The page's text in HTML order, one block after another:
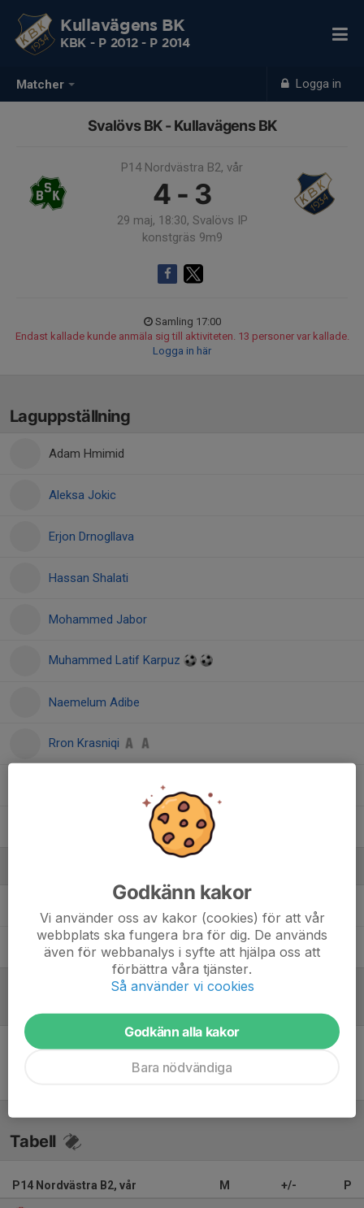
Matcher Logga in
Kullavägens BK
KBK - P 2012 - P 2014
Svalövs BK - Kullavägens BK
P14 Nordvästra B2, vår
4 - 3
29 maj, 18:30, Svalövs IP
konstgräs 9m9
Samling 17:00
Endast kallade kunde anmäla sig till aktiviteten. 13 personer var kallade.
Logga in här
Laguppställning
Adam Hmimid
Aleksa Jokic
Erjon Drnogllava
Hassan Shalati
Mohammed Jabor
Muhammed Latif Karpuz
Naemelum Adibe
Rron Krasniqi
Yücel KarpuzTränare
Inför match/Referat
Inget referat skrivet
Tabell
P14 Nordvästra B2, vår M +/- P
Godkänn kakor
Vi använder oss av kakor (cookies) för att vår
webbplats ska fungera bra för dig. De används
även för webbanalys i syfte att hjälpa oss att
förbättra våra tjänster.
Så använder vi cookies
Godkänn alla kakor
Bara nödvändiga